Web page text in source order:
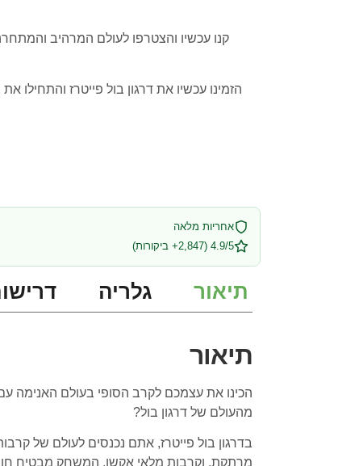
קנו עכשיו והצטרפו לעולם המרהיב
הזמינו עכשיו את דרגון בול פייטרז
אחריות מלאה
4.9/5 (2,847+ ביקורות)
תיאור גלריה
תיאור
מהעולם של דרגון בול?
בדרגון בול פייטרז, אתם נכנסים לעולם של
מרתקת, וקרבות מלאי אקשן, המשחק מבטיח